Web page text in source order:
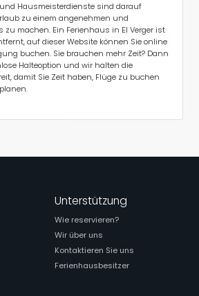
Hausmeisterdienste sind darauf
zu einem angenehmen und
zu machen. Ein Ferienhaus in El Verger ist
auf dieser Website können Sie online
buchen. Sie brauchen mehr Zeit? Dann
Halteoption und wir halten die
damit Sie Zeit haben, Flüge zu buchen
Unterstützung
Wie reservieren?
Wir über uns
Kontaktieren Sie uns
Ferienhausbesitzer